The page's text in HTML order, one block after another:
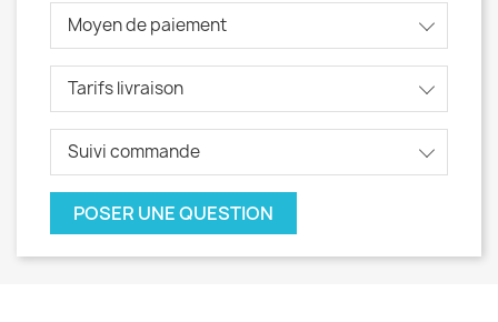
Moyen de paiement
Tarifs livraison
Suivi commande
POSER UNE QUESTION